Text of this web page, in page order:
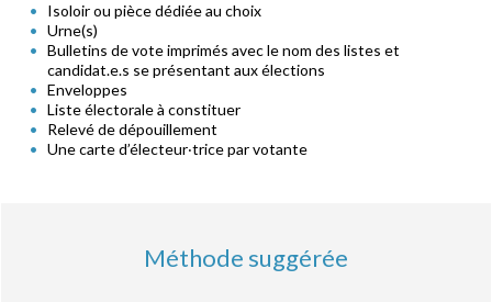
Isoloir ou pièce dédiée au choix
Urne(s)
Bulletins de vote imprimés avec le nom des listes et
candidat.e.s se présentant aux élections
Enveloppes
Liste électorale à constituer
Relevé de dépouillement
Une carte d’électeur‧trice par votante
Méthode suggérée